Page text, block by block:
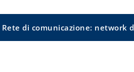
Rete di comunicazione: network